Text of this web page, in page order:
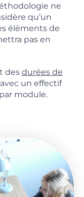
ne
qu’un
éléments de
pas en
des durées de
avec un effectif
par module.